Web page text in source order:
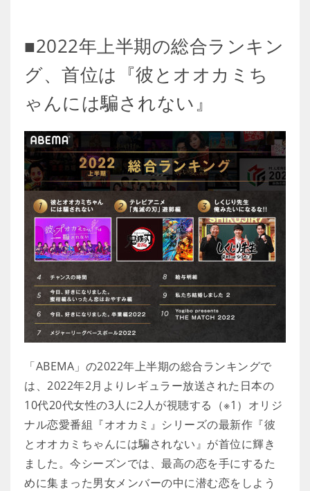
■2022年上半期の総合ランキン
グ、首位は『彼とオオカミち
ゃんには騙されない』
「ABEMA」の2022年上半期の総合ランキングで
は、2022年2月よりレギュラー放送された日本の
10代20代女性の3人に2人が視聴する（※1）オリジ
ナル恋愛番組『オオカミ』シリーズの最新作『彼
とオオカミちゃんには騙されない』が首位に輝き
ました。今シーズンでは、最高の恋を手にするた
めに集まった男女メンバーの中に潜む恋をしよう